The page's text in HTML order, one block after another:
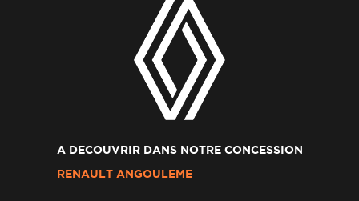
A DECOUVRIR DANS NOTRE CONCESSION
RENAULT ANGOULEME